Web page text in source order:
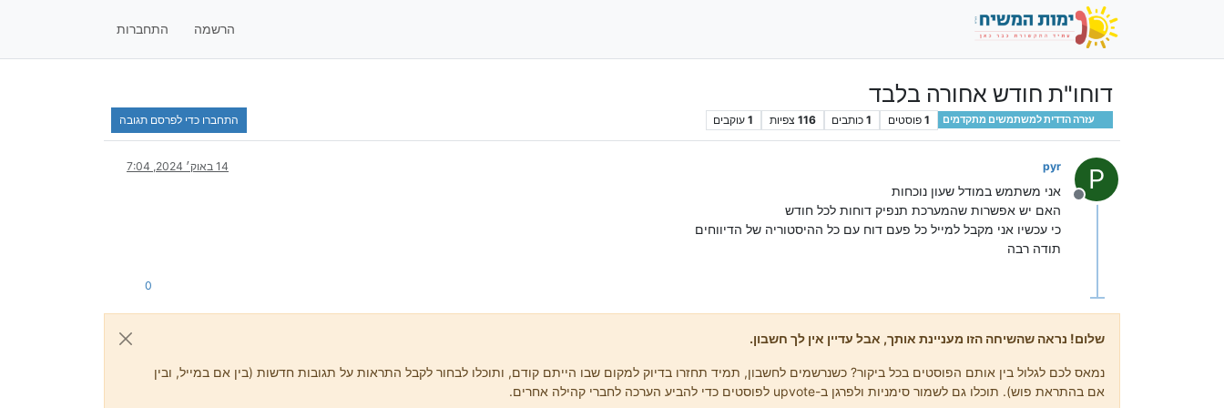
הרשמה התחברות
דוחו"ת חודש אחורה בלבד
עזרה הדדית למשתמשים מתקדמים 1 פוסטים 1 כותבים 116 צפיות 1 עוקבים התחברו כדי לפרסם תגובה
P
מנותק
pyr 14 באוק׳ 2024, 7:04
אני משתמש במודל שעון נוכחות
האם יש אפשרות שהמערכת תנפיק דוחות לכל חודש
כי עכשיו אני מקבל למייל כל פעם דוח עם כל ההיסטוריה של הדיווחים
תודה רבה
0
שלום! נראה שהשיחה הזו מעניינת אותך, אבל עדיין אין לך חשבון.
נמאס לכם לגלול בין אותם הפוסטים בכל ביקור? כשנרשמים לחשבון, תמיד תחזרו בדיוק למקום שבו הייתם קודם, ותוכלו לבחור לקבל התראות על תגובות חדשות (בין אם במייל, ובין
אם בהתראת פוש). תוכלו גם לשמור סימניות ולפרגן ב-upvote לפוסטים כדי להביע הערכה לחברי קהילה אחרים.